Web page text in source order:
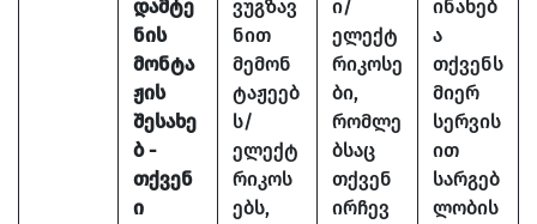
დამტე
ნის
მონტა
ჟის
შესახე
ბ -
თქვენ
ი
ვუგზავ
ნით
მემონ
ტაჟეებ
ს/
ელექტ
რიკოს
ებს,
ი/
ელექტ
რიკოსე
ბი,
რომლე
ბსაც
თქვენ
ირჩევ
ინახებ
ა
თქვენს
მიერ
სერვის
ით
სარგებ
ლობის